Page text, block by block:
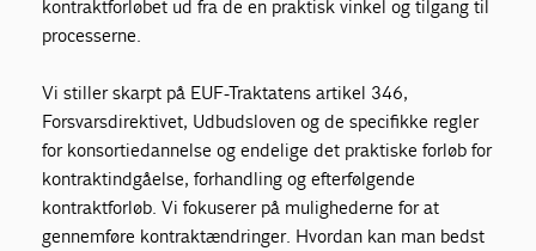
kontraktforløbet ud fra de en praktisk vinkel og tilgang til
processerne.
Vi stiller skarpt på EUF-Traktatens artikel 346,
Forsvarsdirektivet, Udbudsloven og de specifikke regler
for konsortiedannelse og endelige det praktiske forløb for
kontraktindgåelse, forhandling og efterfølgende
kontraktforløb. Vi fokuserer på mulighederne for at
gennemføre kontraktændringer. Hvordan kan man bedst